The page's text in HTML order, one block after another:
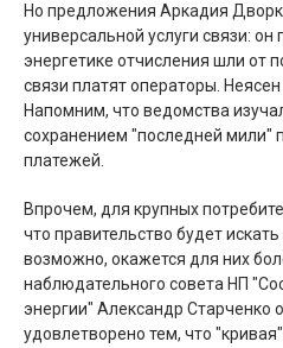
Но предложения Аркадия
универсальной услуги связи: он
энергетике отчисления шли от
связи платят операторы.
Напомним, что ведомства
сохранением "последней мили"
платежей.
Впрочем, для крупных
что правительство будет
возможно, окажется для них
наблюдательного совета НП
энергии" Александр Старченко
удовлетворено тем, что